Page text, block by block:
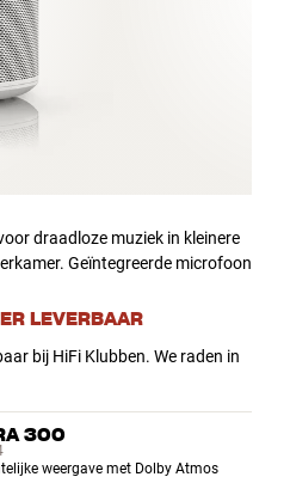
draadloze muziek in kleinere
Geïntegreerde microfoon
LEVERBAAR
bij HiFi Klubben. We raden in
300
weergave met Dolby Atmos